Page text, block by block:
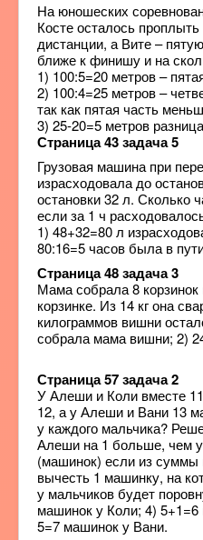
На юношеских
Косте осталось
дистанции, а Вите –
ближе к финишу и на
1) 100:5=20 метров –
2) 100:4=25 метров –
так как пятая часть
3) 25-20=5 метров
Страница 43 задача 5
Грузовая машина при
израсходовала до
остановки 32 л. Сколько
если за 1 ч
1) 48+32=80 л
80:16=5 часов была в
Страница 48 задача 3
Мама собрала 8
корзинке. Из 14 кг она
килограммов вишни
собрала мама вишни; 2)
Страница 57 задача 2
У Алеши и Коли вместе
12, а у Алеши и Вани 13
у каждого мальчика?
Алеши на 1 больше, чем
(машинок) если из
вычесть 1 машинку, на
у мальчиков будет
машинок у Коли; 4)
5=7 машинок у Вани.